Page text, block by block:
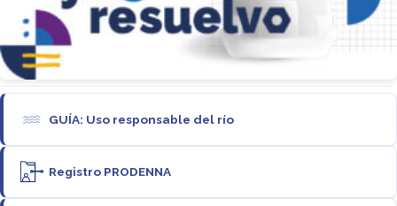
GUÍA: Uso responsable del río
Registro PRODENNA